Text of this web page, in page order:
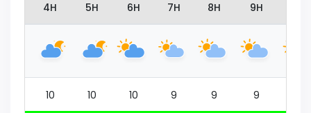
4H 5H 6H 7H 8H 9H
10 10 10 9 9 9